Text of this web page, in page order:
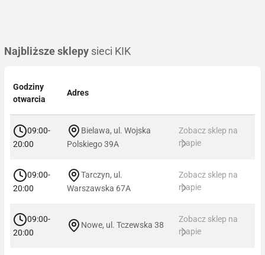
Najbliższe sklepy sieci KIK
Godziny
otwarcia
Adres
09:00-
20:00
Bielawa, ul. Wojska
Polskiego 39A
Zobacz sklep na
mapie
09:00-
20:00
Tarczyn, ul.
Warszawska 67A
Zobacz sklep na
mapie
09:00-
20:00
Nowe, ul. Tczewska 38
Zobacz sklep na
mapie